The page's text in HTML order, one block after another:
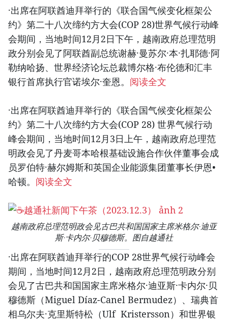
·出席在阿联酋迪拜举行的《联合国气候变化框架公
约》第二十八次缔约方大会(COP 28)世界气候行动峰
会期间，当地时间12月2日下午，越南政府总理范明
政分别会见了阿联酋副总统谢赫·曼苏尔·本·扎耶德·阿
勒纳哈扬、世界经济论坛总裁博尔格·布伦德和汇丰
银行首席执行官诺埃尔·奎恩。 阅读全文
·出席在阿联酋迪拜举行的《联合国气候变化框架公
约》第二十八次缔约方大会(COP 28) 世界气候行动
峰会期间，当地时间12月3日上午，越南政府总理范
明政会见了丹麦哥本哈根基础设施合作伙伴董事会成
员罗伯特·赫尔姆斯和英国企业能源集团董事长伊恩•
哈顿。 阅读全文
越南政府总理范明政会见古巴共和国国家主席米格尔·迪亚
斯·卡内尔·贝穆德斯。图自越通社
·出席在阿联酋迪拜举行的COP 28世界气候行动峰会
期间，当地时间12月2日，越南政府总理范明政分别
会见了古巴共和国国家主席米格尔·迪亚斯·卡内尔·贝
穆德斯（Miguel Díaz-Canel Bermudez）、瑞典首
相乌尔夫·克里斯特松（Ulf Kristersson）和世界银